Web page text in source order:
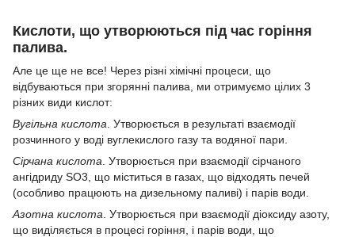
Кислоти, що утворюються під час горіння
палива.
Але це ще не все! Через різні хімічні процеси, що
відбуваються при згорянні палива, ми отримуємо цілих 3
різних види кислот:
Вугільна кислота . Утворюється в результаті взаємодії
розчинного у воді вуглекислого газу та водяної пари.
Сірчана кислота . Утворюється при взаємодії сірчаного
ангідриду SO3, що міститься в газах, що відходять печей
(особливо працюють на дизельному паливі) і парів води.
Азотна кислота . Утворюється при взаємодії діоксиду азоту,
що виділяється в процесі горіння, і парів води, що